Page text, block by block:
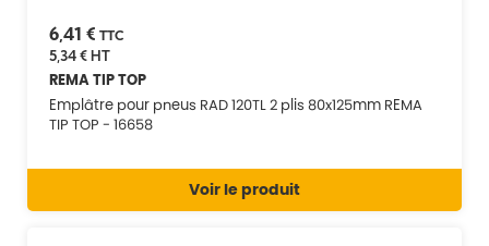
6,41 € TTC
5,34 €HT
REMA TIP TOP
Emplâtre pour pneus RAD 120TL 2 plis 80x125mm REMA
TIP TOP - 16658
Voir le produit